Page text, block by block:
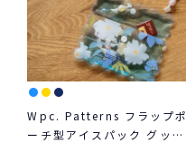
Wpc. Patterns フラップポ
ーチ型アイスパック グッズ